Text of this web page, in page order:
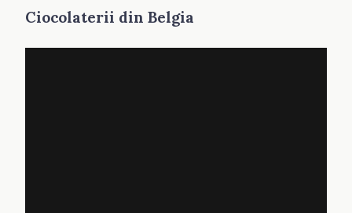
Ciocolaterii din Belgia